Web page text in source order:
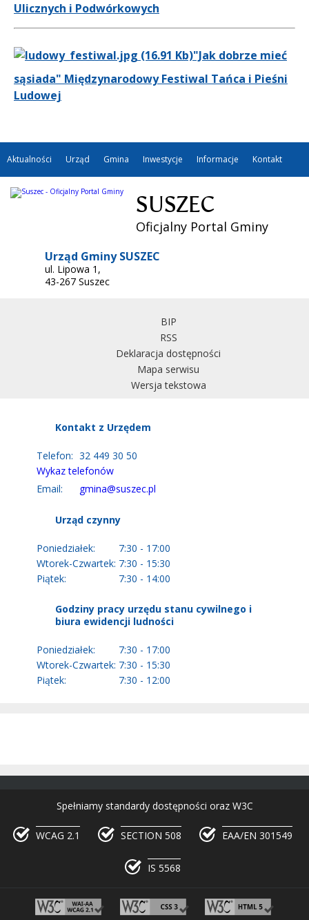
Ulicznych i Podwórkowych
"Jak dobrze mieć
sąsiada" Międzynarodowy Festiwal Tańca i Pieśni
Ludowej
Aktualności Urząd Gmina Inwestycje Informacje Kontakt
SUSZEC
Oficjalny Portal Gminy
Urząd Gminy SUSZEC
ul. Lipowa 1,
43-267 Suszec
BIP
RSS
Deklaracja dostępności
Mapa serwisu
Wersja tekstowa
Kontakt z Urzędem
Telefon: 32 449 30 50
Wykaz telefonów
Email:
gmina@suszec.pl
Urząd czynny
Poniedziałek:
7:30 - 17:00
Wtorek-Czwartek: 7:30 - 15:30
Piątek:
7:30 - 14:00
Godziny pracy urzędu stanu cywilnego i
biura ewidencji ludności
Poniedziałek:
7:30 - 17:00
Wtorek-Czwartek: 7:30 - 15:30
Piątek:
7:30 - 12:00
Spełniamy standardy dostępności oraz W3C
WCAG 2.1 SECTION 508 EAA/EN 301549
IS 5568